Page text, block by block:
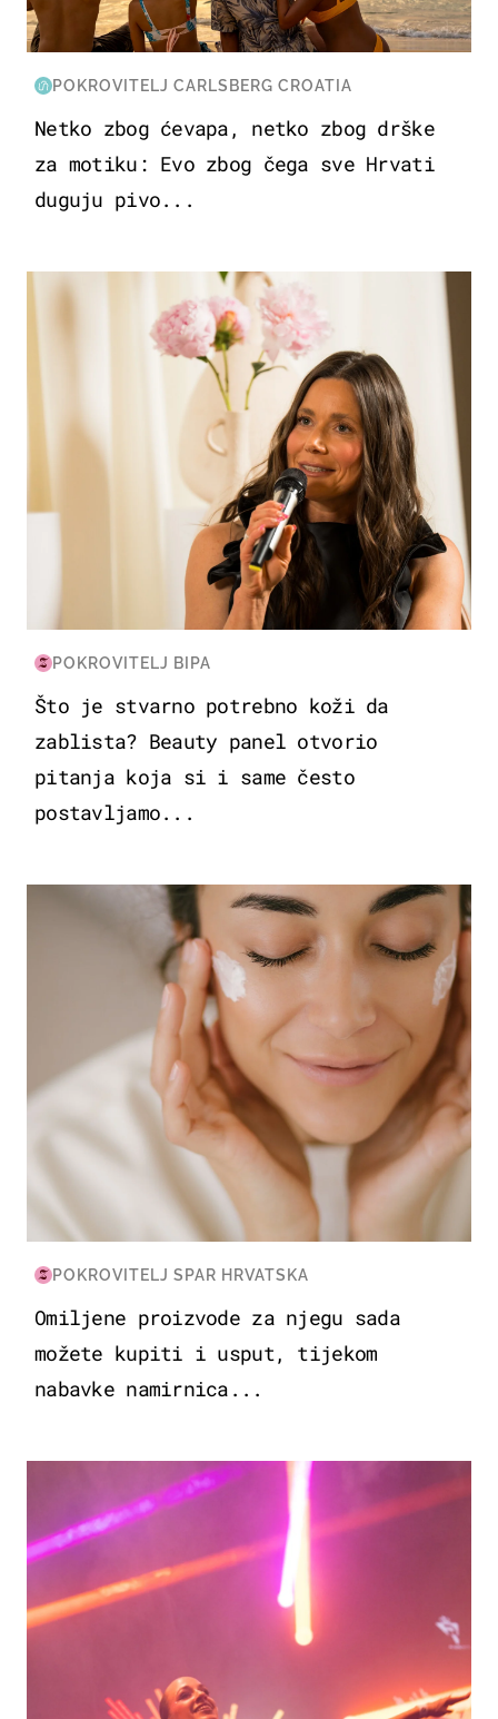
POKROVITELJ CARLSBERG CROATIA
Netko zbog ćevapa, netko zbog drške
za motiku: Evo zbog čega sve Hrvati
duguju pivo...
MODA & LJEPOTA
POKROVITELJ BIPA
Što je stvarno potrebno koži da
zablista? Beauty panel otvorio
pitanja koja si i same često
postavljamo...
MODA & LJEPOTA
POKROVITELJ SPAR HRVATSKA
Omiljene proizvode za njegu sada
možete kupiti i usput, tijekom
nabavke namirnica...
KULTURA & ZABAVA